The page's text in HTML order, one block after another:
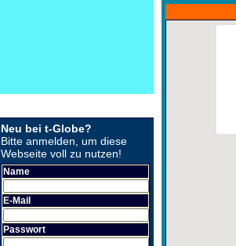
Neu bei t-Globe?
Bitte anmelden, um diese
Webseite voll zu nutzen!
Name
E-Mail
Passwort